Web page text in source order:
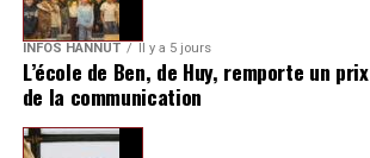
INFOS HANNUT Il y a 5 jours
L’école de Ben, de Huy, remporte un prix
de la communication